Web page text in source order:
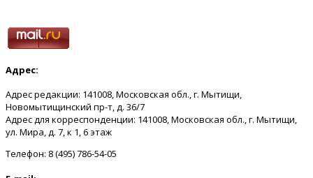
Адрес:
Адрес редакции: 141008, Московская обл., г. Мытищи,
Новомытищинский пр-т, д. 36/7
Адрес для корреспонденции: 141008, Московская обл., г. Мытищи,
ул. Мира, д. 7, к 1, 6 этаж
Телефон: 8 (495) 786-54-05